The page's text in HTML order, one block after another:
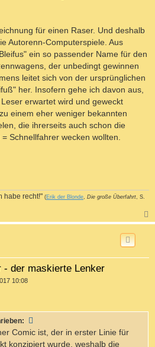
für einen Raser. Und deshalb
Autorenn-Computerspiele. Aus
ein so passender Name für den
der unbedingt gewinnen
leitet sich von der ursprünglichen
her. Insofern gehe ich davon aus,
erwartet wird und geweckt
einem eher weniger bekannten
die ihrerseits auch schon die
Schnellfahrer wecken wollten.
habe recht!" (Erik der Blonde, Die große Überfahrt, S.
a
- der maskierte Lenker
10:08
Comic ist, der in erster Linie für
konzipiert wurde, weshalb die